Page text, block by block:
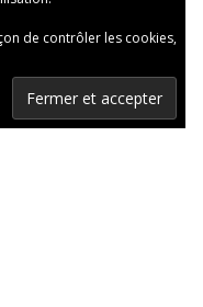
de contrôler les cookies,